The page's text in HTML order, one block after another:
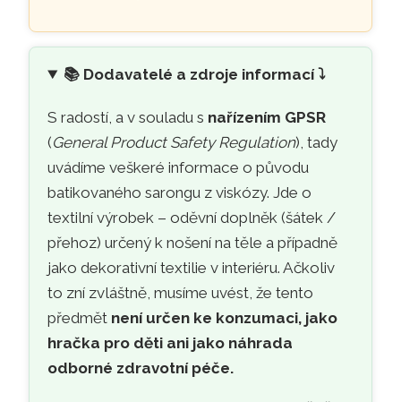
📚 Dodavatelé a zdroje informací ⤵️
S radostí, a v souladu s nařízením GPSR
(General Product Safety Regulation), tady
uvádíme veškeré informace o původu
batikovaného sarongu z viskózy. Jde o
textilní výrobek – oděvní doplněk (šátek /
přehoz) určený k nošení na těle a případně
jako dekorativní textilie v interiéru. Ačkoliv
to zní zvláštně, musíme uvést, že tento
předmět není určen ke konzumaci, jako
hračka pro děti ani jako náhrada
odborné zdravotní péče.